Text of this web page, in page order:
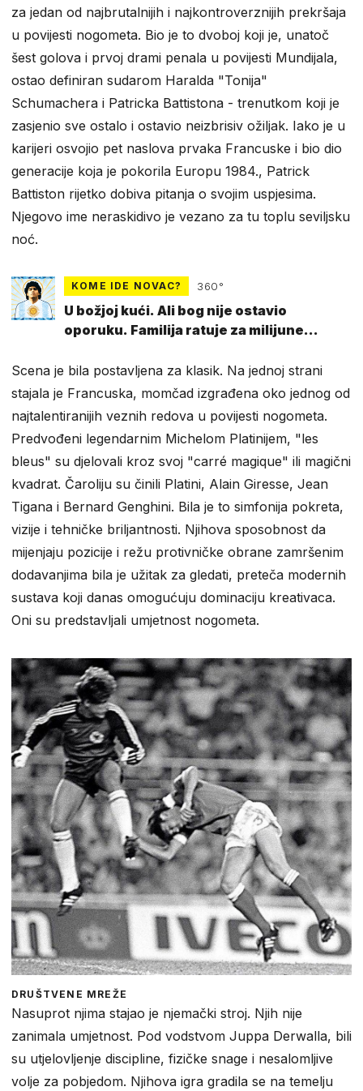
za jedan od najbrutalnijih i najkontroverznijih prekršaja
u povijesti nogometa. Bio je to dvoboj koji je, unatoč
šest golova i prvoj drami penala u povijesti Mundijala,
ostao definiran sudarom Haralda "Tonija"
Schumachera i Patricka Battistona - trenutkom koji je
zasjenio sve ostalo i ostavio neizbrisiv ožiljak. Iako je u
karijeri osvojio pet naslova prvaka Francuske i bio dio
generacije koja je pokorila Europu 1984., Patrick
Battiston rijetko dobiva pitanja o svojim uspjesima.
Njegovo ime neraskidivo je vezano za tu toplu seviljsku
noć.
KOME IDE NOVAC? 360°
U božjoj kući. Ali bog nije ostavio
oporuku. Familija ratuje za milijune
Scena je bila postavljena za klasik. Na jednoj strani
stajala je Francuska, momčad izgrađena oko jednog od
najtalentiranijih veznih redova u povijesti nogometa.
Predvođeni legendarnim Michelom Platinijem, "les
bleus" su djelovali kroz svoj "carré magique" ili magični
kvadrat. Čaroliju su činili Platini, Alain Giresse, Jean
Tigana i Bernard Genghini. Bila je to simfonija pokreta,
vizije i tehničke briljantnosti. Njihova sposobnost da
mijenjaju pozicije i režu protivničke obrane zamršenim
dodavanjima bila je užitak za gledati, preteča modernih
sustava koji danas omogućuju dominaciju kreativaca.
Oni su predstavljali umjetnost nogometa.
DRUŠTVENE MREŽE
Nasuprot njima stajao je njemački stroj. Njih nije
zanimala umjetnost. Pod vodstvom Juppa Derwalla, bili
su utjelovljenje discipline, fizičke snage i nesalomljive
volje za pobjedom. Njihova igra gradila se na temelju